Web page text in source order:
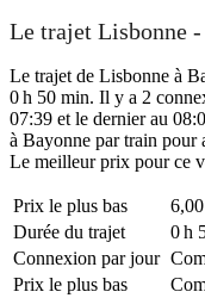
Le trajet Lisbonne
Le trajet de Lisbonne à
0 h 50 min. Il y a 2
07:39 et le dernier au
à Bayonne par train pour
Le meilleur prix pour ce
Prix ​​le plus bas
Durée du trajet
0 h
Connexion par jour
Prix ​​le plus bas